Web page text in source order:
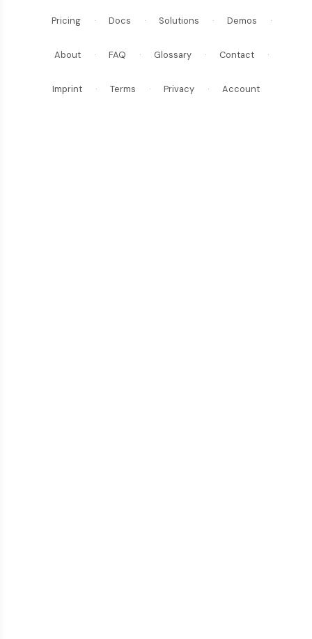
Pricing · Docs · Solutions · Demos ·
About · FAQ · Glossary · Contact ·
Imprint · Terms · Privacy · Account